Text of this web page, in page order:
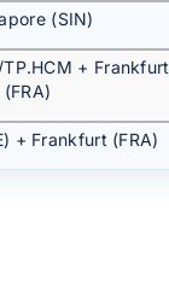
(SIN)
+ Frankfurt
(FRA)
+ Frankfurt (FRA)